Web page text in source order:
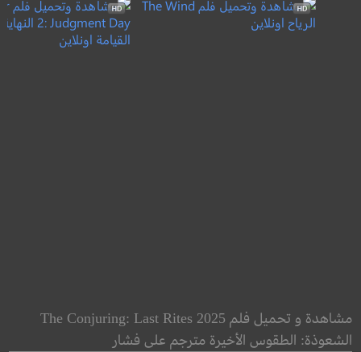
الرياح
النهاية 2 : يوم القيامة
مشاهدة و تحميل فلم The Conjuring: Last Rites 2025
الشعوذة: الطقوس الأخيرة مترجم على فشار